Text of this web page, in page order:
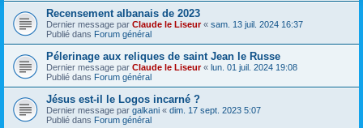
Recensement albanais de 2023
Dernier message par Claude le Liseur« sam. 13 juil. 2024 16:37
Publié dans Forum général
Pélerinage aux reliques de saint Jean le Russe
Dernier message par Claude le Liseur« lun. 01 juil. 2024 19:08
Publié dans Forum général
Jésus est-il le Logos incarné ?
Dernier message par galkani « dim. 17 sept. 2023 5:07
Publié dans Forum général